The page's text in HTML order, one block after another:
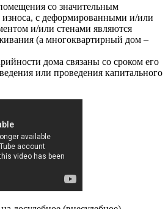
со значительным
износа, с деформированными и/или
и/или стенами являются
(а многоквартирный дом –
дома связаны со сроком его
или проведения капитального